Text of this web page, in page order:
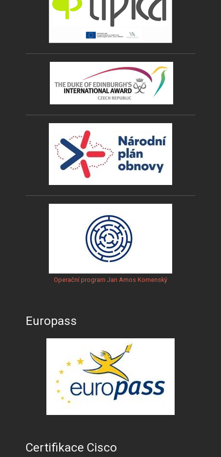
Operační program Jan Amos Komenský
Europass
Certifikace Cisco